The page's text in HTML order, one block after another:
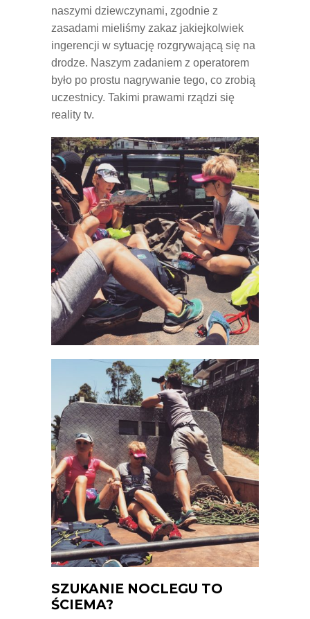
naszymi dziewczynami, zgodnie z
zasadami mieliśmy zakaz jakiejkolwiek
ingerencji w sytuację rozgrywającą się na
drodze. Naszym zadaniem z operatorem
było po prostu nagrywanie tego, co zrobią
uczestnicy. Takimi prawami rządzi się
reality tv.
SZUKANIE NOCLEGU TO
ŚCIEMA?